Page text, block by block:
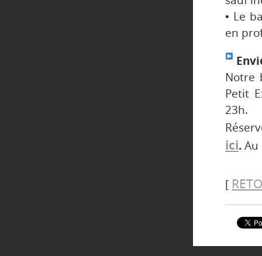
• Le
en
Notre
Petit
23h.
ici.Au
[